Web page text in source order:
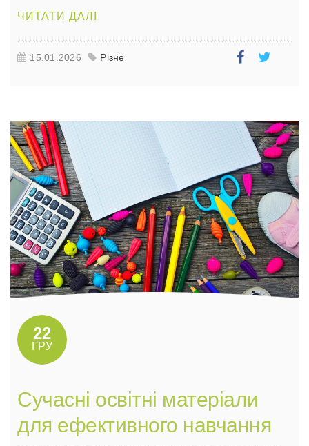
ЧИТАТИ ДАЛІ
15.01.2026 Різне
22
ГРУ
Сучасні освітні матеріали
для ефективного навчання